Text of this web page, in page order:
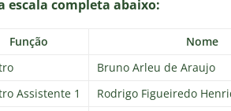
escala completa abaixo:
Função Nome
Bruno Arleu de Araujo
Assistente 1
Rodrigo Figueiredo